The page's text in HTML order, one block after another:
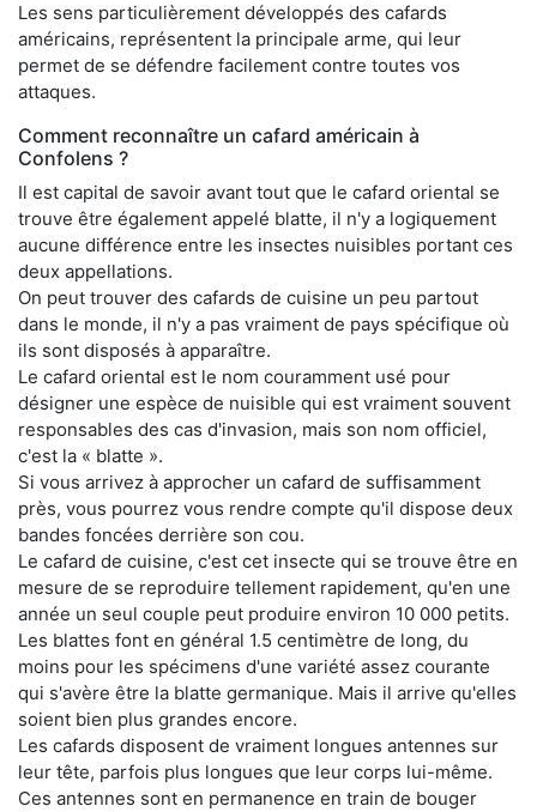
Les sens particulièrement développés des cafards
américains, représentent la principale arme, qui leur
permet de se défendre facilement contre toutes vos
attaques.
Comment reconnaître un cafard américain à
Confolens ?
Il est capital de savoir avant tout que le cafard oriental se
trouve être également appelé blatte, il n'y a logiquement
aucune différence entre les insectes nuisibles portant ces
deux appellations.
On peut trouver des cafards de cuisine un peu partout
dans le monde, il n'y a pas vraiment de pays spécifique où
ils sont disposés à apparaître.
Le cafard oriental est le nom couramment usé pour
désigner une espèce de nuisible qui est vraiment souvent
responsables des cas d'invasion, mais son nom officiel,
c'est la « blatte ».
Si vous arrivez à approcher un cafard de suffisamment
près, vous pourrez vous rendre compte qu'il dispose deux
bandes foncées derrière son cou.
Le cafard de cuisine, c'est cet insecte qui se trouve être en
mesure de se reproduire tellement rapidement, qu'en une
année un seul couple peut produire environ 10 000 petits.
Les blattes font en général 1.5 centimètre de long, du
moins pour les spécimens d'une variété assez courante
qui s'avère être la blatte germanique. Mais il arrive qu'elles
soient bien plus grandes encore.
Les cafards disposent de vraiment longues antennes sur
leur tête, parfois plus longues que leur corps lui-même.
Ces antennes sont en permanence en train de bouger